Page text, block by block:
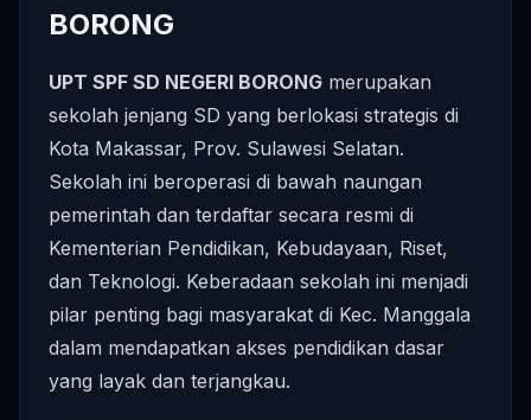
BORONG
UPT SPF SD NEGERI BORONG merupakan
sekolah jenjang SD yang berlokasi strategis di
Kota Makassar, Prov. Sulawesi Selatan.
Sekolah ini beroperasi di bawah naungan
pemerintah dan terdaftar secara resmi di
Kementerian Pendidikan, Kebudayaan, Riset,
dan Teknologi. Keberadaan sekolah ini menjadi
pilar penting bagi masyarakat di Kec. Manggala
dalam mendapatkan akses pendidikan dasar
yang layak dan terjangkau.